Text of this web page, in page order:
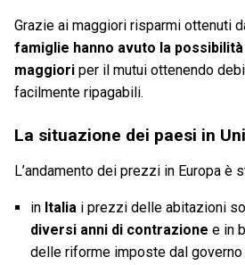
Grazie ai maggiori risparmi ottenuti
famiglie hanno avuto la
maggiori per il mutui ottenendo
facilmente ripagabili.
La situazione dei paesi in
L’andamento dei prezzi in Europa è
in Italiai prezzi delle abitazioni
diversi anni di contrazione e in
delle riforme imposte dal